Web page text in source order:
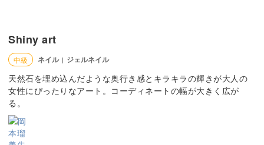
Shiny art
中級 ネイル | ジェルネイル
天然石を埋め込んだような奥行き感とキラキラの輝きが大人の
女性にぴったりなアート。コーディネートの幅が大きく広が
る。